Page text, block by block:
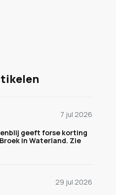
7 jul 2026
geeft forse korting
in Waterland. Zie
29 jul 2026